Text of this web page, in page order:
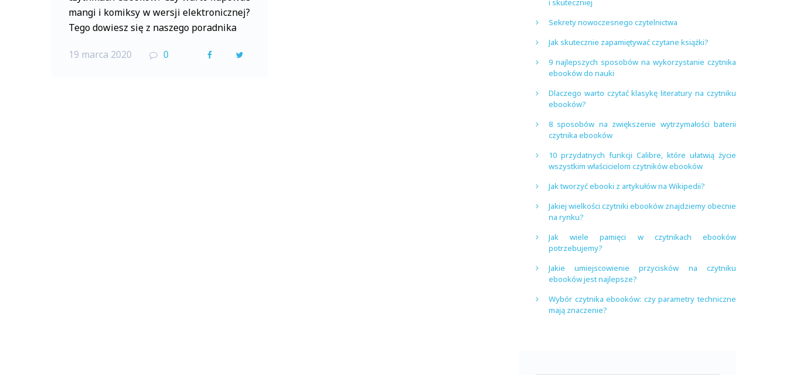
mangi i komiksy w wersji elektronicznej?
Tego dowiesz się z naszego poradnika
19 marca 2020 0
F
i skuteczniej
Sekrety nowoczesnego czytelnictwa
Jak skutecznie zapamiętywać czytane książki?
9 najlepszych sposobów na wykorzystanie czytnika
ebooków do nauki
Dlaczego warto czytać klasykę literatury na czytniku
ebooków?
8 sposobów na zwiększenie wytrzymałości baterii
czytnika ebooków
10 przydatnych funkcji Calibre, które ułatwią życie
wszystkim właścicielom czytników ebooków
Jak tworzyć ebooki z artykułów na Wikipedii?
Jakiej wielkości czytniki ebooków znajdziemy obecnie
na rynku?
Jak wiele pamięci w czytnikach ebooków
potrzebujemy?
Jakie umiejscowienie przycisków na czytniku
ebooków jest najlepsze?
Wybór czytnika ebooków: czy parametry techniczne
mają znaczenie?